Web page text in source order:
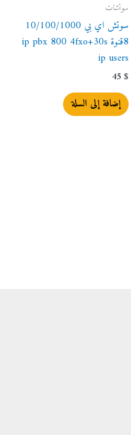
سوتشات
سوتش اي بي 10/100/1000
8قنوة ip pbx 800 4fxo+30s
ip users
45 $
إضافة إلى السلة